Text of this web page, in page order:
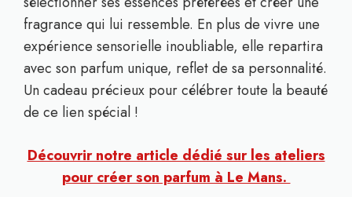
fragrance qui lui ressemble. En plus de vivre une
expérience sensorielle inoubliable, elle repartira
avec son parfum unique, reflet de sa personnalité.
Un cadeau précieux pour célébrer toute la beauté
de ce lien spécial !
Découvrir notre article dédié sur les ateliers
pour créer son parfum à Le Mans.